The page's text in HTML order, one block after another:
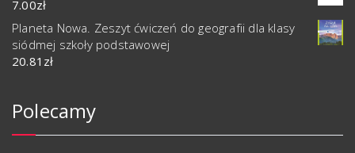
7.00zł
Planeta Nowa. Zeszyt ćwiczeń do geografii dla klasy
siódmej szkoły podstawowej
20.81 zł
Polecamy